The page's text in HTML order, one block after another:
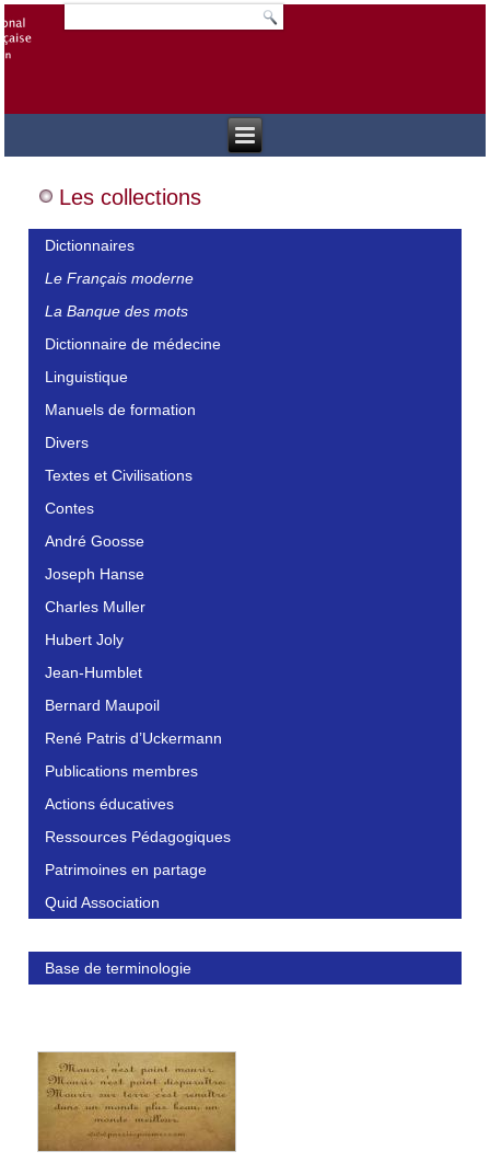
Les collections
Dictionnaires
Le Français moderne
La Banque des mots
Dictionnaire de médecine
Linguistique
Manuels de formation
Divers
Textes et Civilisations
Contes
André Goosse
Joseph Hanse
Charles Muller
Hubert Joly
Jean-Humblet
Bernard Maupoil
René Patris d’Uckermann
Publications membres
Actions éducatives
Ressources Pédagogiques
Patrimoines en partage
Quid Association
Base de terminologie